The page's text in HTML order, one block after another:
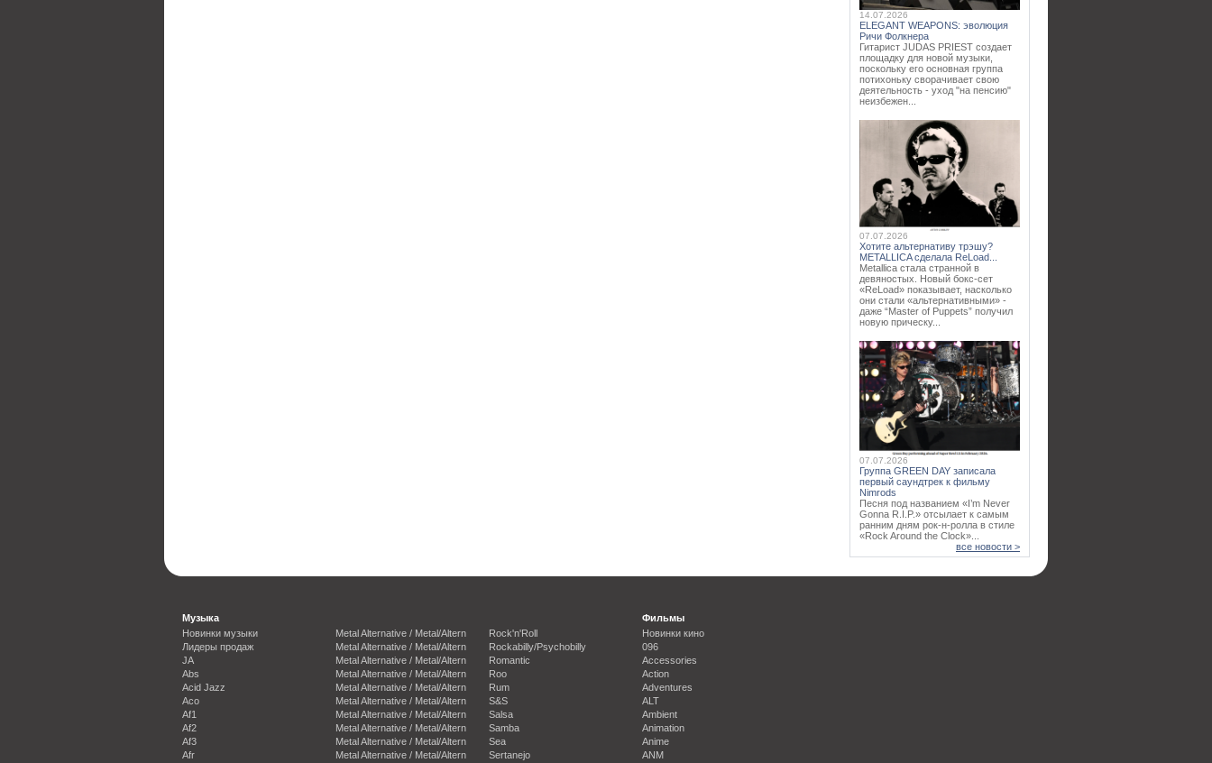
14.07.2026
ELEGANT WEAPONS: эволюция
Ричи Фолкнера
Гитарист JUDAS PRIEST создает
площадку для новой музыки,
поскольку его основная группа
потихоньку сворачивает свою
деятельность - уход "на пенсию"
неизбежен...
07.07.2026
Хотите альтернативу трэшу?
METALLICA сделала ReLoad...
Metallica стала странной в
девяностых. Новый бокс-сет
«ReLoad» показывает, насколько
они стали «альтернативными» -
даже “Master of Puppets” получил
новую прическу...
07.07.2026
Группа GREEN DAY записала
первый саундтрек к фильму
Nimrods
Песня под названием «I’m Never
Gonna R.I.P.» отсылает к самым
ранним дням рок-н-ролла в стиле
«Rock Around the Clock»...
все новости >
Музыка
Новинки музыки
Лидеры продаж
JA
Abs
Acid Jazz
Aco
Af1
Af2
Af3
Afr
Metal Alternative / Metal/Altern
Metal Alternative / Metal/Altern
Metal Alternative / Metal/Altern
Metal Alternative / Metal/Altern
Metal Alternative / Metal/Altern
Metal Alternative / Metal/Altern
Metal Alternative / Metal/Altern
Metal Alternative / Metal/Altern
Metal Alternative / Metal/Altern
Metal Alternative / Metal/Altern
Rock'n'Roll
Rockabilly/Psychobilly
Romantic
Roo
Rum
S&S
Salsa
Samba
Sea
Sertanejo
Фильмы
Новинки кино
096
Accessories
Action
Adventures
ALT
Ambient
Animation
Anime
ANM